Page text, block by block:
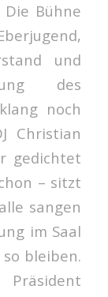
Bühne
und
des
noch
Christian
gedichtet
– sitzt
sangen
im Saal
bleiben.